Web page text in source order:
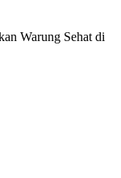
Warung Sehat di